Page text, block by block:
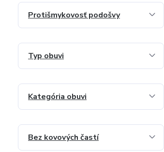
Protišmykovosť podošvy
Typ obuvi
Kategória obuvi
Bez kovových častí